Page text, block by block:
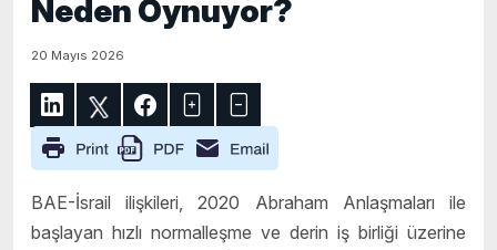
Neden Oynuyor?
20 Mayıs 2026
BAE-İsrail ilişkileri, 2020 Abraham Anlaşmaları ile
başlayan hızlı normalleşme ve derin iş birliği üzerine